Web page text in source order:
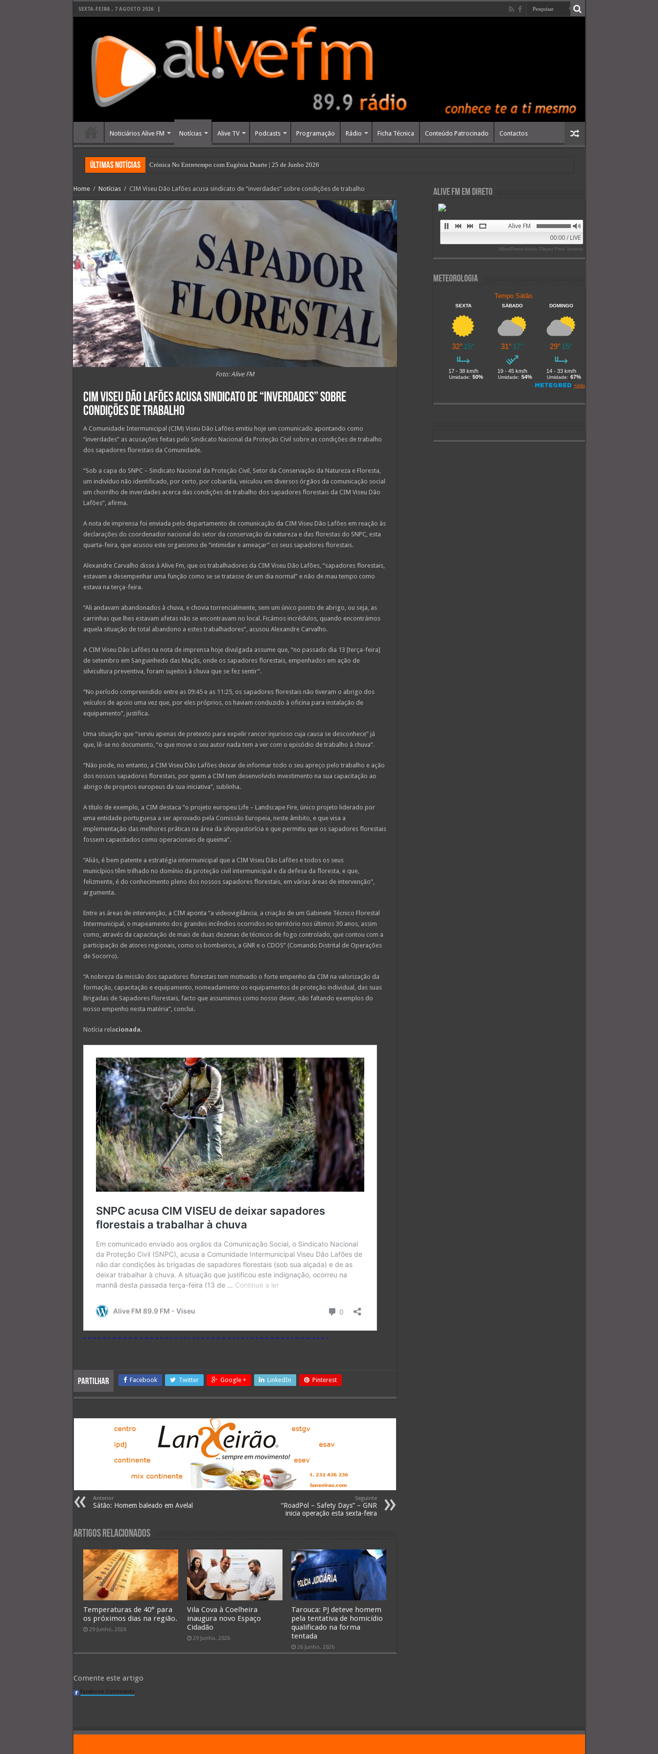
SEXTA-FEIRA , 7 AGOSTO 2026
Noticiários Alive FM Notícias Alive TV Podcasts Programação Rádio Ficha Técnica Conteúdo Patrocinado Contactos
últimas Notícias Crónica No Entretempo com Eugénia Duarte | 25 de Junho 2026
Home / Notícias / CIM Viseu Dão Lafões acusa sindicato de “inverdades” sobre condições de trabalho
Foto: Alive FM
CIM Viseu Dão Lafões acusa sindicato de “inverdades” sobre
condições de trabalho
A Comunidade Intermunicipal (CIM) Viseu Dão Lafões emitiu hoje um comunicado apontando como
“inverdades” as acusações feitas pelo Sindicato Nacional da Proteção Civil sobre as condições de trabalho
dos sapadores florestais da Comunidade.
“Sob a capa do SNPC – Sindicato Nacional da Proteção Civil, Setor da Conservação da Natureza e Floresta,
um indivíduo não identificado, por certo, por cobardia, veiculou em diversos órgãos da comunicação social
um chorrilho de inverdades acerca das condições de trabalho dos sapadores florestais da CIM Viseu Dão
Lafões”, afirma.
A nota de imprensa foi enviada pelo departamento de comunicação da CIM Viseu Dão Lafões em reação às
declarações do coordenador nacional do setor da conservação da natureza e das florestas do SNPC, esta
quarta-feira, que acusou este organismo de “intimidar e ameaçar” os seus sapadores florestais.
Alexandre Carvalho disse à Alive Fm, que os trabalhadores da CIM Viseu Dão Lafões, “sapadores florestais,
estavam a desempenhar uma função como se se tratasse de um dia normal” e não de mau tempo como
estava na terça-feira.
“Ali andavam abandonados à chuva, e chovia torrencialmente, sem um único ponto de abrigo, ou seja, as
carrinhas que lhes estavam afetas não se encontravam no local. Ficámos incrédulos, quando encontrámos
aquela situação de total abandono a estes trabalhadores”, acusou Alexandre Carvalho.
A CIM Viseu Dão Lafões na nota de imprensa hoje divulgada assume que, “no passado dia 13 [terça-feira]
de setembro em Sanguinhedo das Maçãs, onde os sapadores florestais, empenhados em ação de
silvicultura preventiva, foram sujeitos à chuva que se fez sentir”.
“No período compreendido entre as 09:45 e as 11:25, os sapadores florestais não tiveram o abrigo dos
veículos de apoio uma vez que, por eles próprios, os haviam conduzido à oficina para instalação de
equipamento”, justifica.
Uma situação que “serviu apenas de pretexto para expelir rancor injurioso cuja causa se desconhece” já
que, lê-se no documento, “o que move o seu autor nada tem a ver com o episódio de trabalho à chuva”.
“Não pode, no entanto, a CIM Viseu Dão Lafões deixar de informar todo o seu apreço pelo trabalho e ação
dos nossos sapadores florestais, por quem a CIM tem desenvolvido investimento na sua capacitação ao
abrigo de projetos europeus da sua iniciativa”, sublinha.
A título de exemplo, a CIM destaca “o projeto europeu Life – Landscape Fire, único projeto liderado por
uma entidade portuguesa a ser aprovado pela Comissão Europeia, neste âmbito, e que visa a
implementação das melhores práticas na área da silvopastorícia e que permitiu que os sapadores florestais
fossem capacitados como operacionais de queima”.
“Aliás, é bem patente a estratégia intermunicipal que a CIM Viseu Dão Lafões e todos os seus
municípios têm trilhado no domínio da proteção civil intermunicipal e da defesa da floresta, e que,
felizmente, é do conhecimento pleno dos nossos sapadores florestais, em várias áreas de intervenção”,
argumenta.
Entre as áreas de intervenção, a CIM aponta “a videovigilância, a criação de um Gabinete Técnico Florestal
Intermunicipal, o mapeamento dos grandes incêndios ocorridos no território nos últimos 30 anos, assim
como, através da capacitação de mais de duas dezenas de técnicos de fogo controlado, que contou com a
participação de atores regionais, como os bombeiros, a GNR e o CDOS” (Comando Distrital de Operações
de Socorro).
“A nobreza da missão dos sapadores florestais tem motivado o forte empenho da CIM na valorização da
formação, capacitação e equipamento, nomeadamente os equipamentos de proteção individual, das suas
Brigadas de Sapadores Florestais, facto que assumimos como nosso dever, não faltando exemplos do
nosso empenho nesta matéria”, conclui.
Notícia relacionada.
Partilhar Facebook Twitter Google + LinkedIn Pinterest
Anterior
Sátão: Homem baleado em Avelal
Seguinte
“RoadPol – Safety Days” – GNR
inicia operação esta sexta-feira
Artigos Relacionados
Temperaturas de 40° para
os próximos dias na região.
29 Junho, 2026
Vila Cova à Coelheira
inaugura novo Espaço
Cidadão
29 Junho, 2026
Tarouca: PJ deteve homem
pela tentativa de homicídio
qualificado na forma
tentada
26 Junho, 2026
Comente este artigo
Facebook Comments
Alive FM em Direto
Alive FM 89.9
00:00 / LIVE
WordPress Audio Player Free Version
Meteorologia